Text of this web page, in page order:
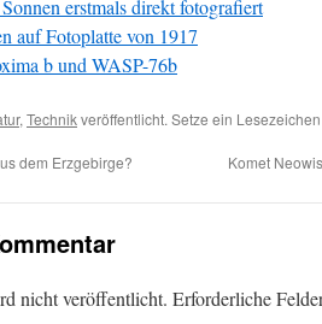
erstmals direkt fotografiert
auf Fotoplatte von 1917
b und WASP-76b
, Technikveröffentlicht. Setze ein
dem Erzgebirge? Komet
nicht veröffentlicht. Erforderliche